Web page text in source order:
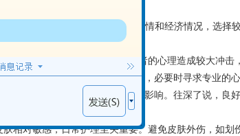
建议咨询专业医生，根据自身病情和经济情况，选择
与自我接纳： 白癜风可能对患者的心理造成较大冲击
义你的价值。与家人朋友多沟通，必要时寻求专业的
至疾病本身都有着润物细无声的影响。往深了说，良
相对敏感，日常护理至关重要。避免皮肤外伤，如划